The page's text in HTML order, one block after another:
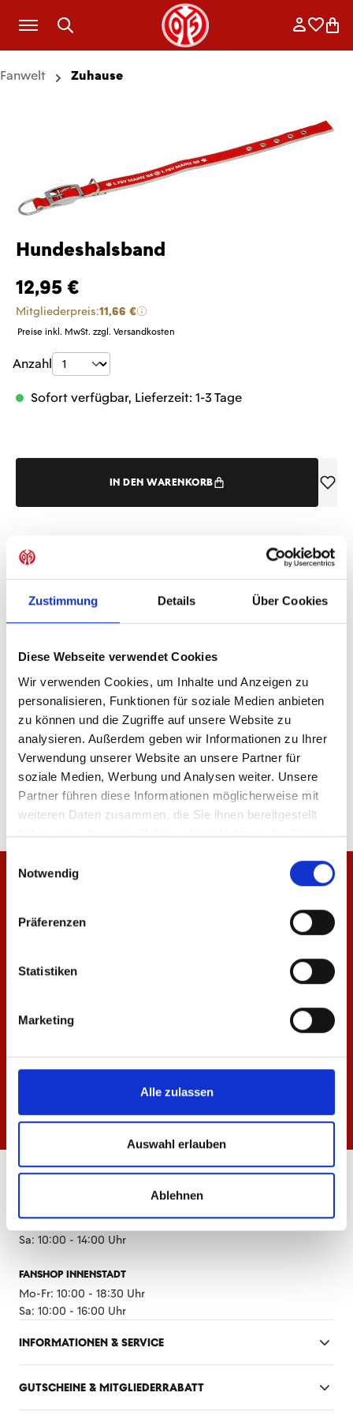
Zustimmung Details Über Cookies
Diese Webseite verwendet Cookies
Wir verwenden Cookies, um Inhalte und Anzeigen zu
personalisieren, Funktionen für soziale Medien anbieten
zu können und die Zugriffe auf unsere Website zu
analysieren. Außerdem geben wir Informationen zu Ihrer
Verwendung unserer Website an unsere Partner für
soziale Medien, Werbung und Analysen weiter. Unsere
Partner führen diese Informationen möglicherweise mit
weiteren Daten zusammen, die Sie ihnen bereitgestellt
haben oder die sie im Rahmen Ihrer Nutzung der Dienste
Notwendig
Präferenzen
Statistiken
Marketing
Alle zulassen
Auswahl erlauben
Ablehnen
Zum Hauptinhalt springen
Fanwelt Zuhause
Hundeshalsband
12,95 €
Mitgliederpreis:11,66 €
Preise inkl. MwSt. zzgl. Versandkosten
Produkt Anzahl: Gib den gewünschten
Anzahl
Sofort verfügbar, Lieferzeit: 1-3 Tage
IN DEN WARENKORB
Produktdetails
ÄHNLICHE PRODUKTE
Hundeleine
14,95 €
Schlüsselband 1.FSV
5,95 €
ÖFFNUNGSZEITEN
Mo-Fr: 10:00 - 18:30 Uhr
Sa: 10:00 - 14:00 Uhr
FANSHOP INNENSTADT
Mo-Fr: 10:00 - 18:30 Uhr
Sa: 10:00 - 16:00 Uhr
INFORMATIONEN & SERVICE
GUTSCHEINE & MITGLIEDERRABATT